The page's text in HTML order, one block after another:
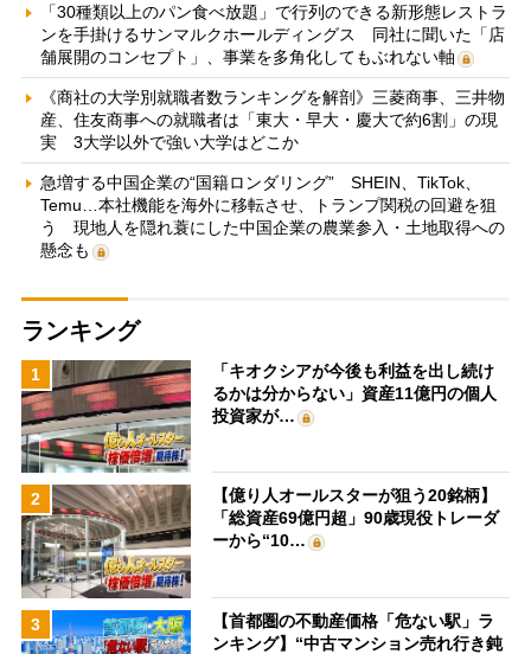
「30種類以上のパン食べ放題」で行列のできる新形態レストラ
ンを手掛けるサンマルクホールディングス 同社に聞いた「店
舗展開のコンセプト」、事業を多角化してもぶれない軸
《商社の大学別就職者数ランキングを解剖》三菱商事、三井物
産、住友商事への就職者は「東大・早大・慶大で約6割」の現
実 3大学以外で強い大学はどこか
急増する中国企業の“国籍ロンダリング” SHEIN、TikTok、
Temu…本社機能を海外に移転させ、トランプ関税の回避を狙
う 現地人を隠れ蓑にした中国企業の農業参入・土地取得への
懸念も
ランキング
1
「キオクシアが今後も利益を出し続け
るかは分からない」資産11億円の個人
投資家が…
2
【億り人オールスターが狙う20銘柄】
「総資産69億円超」90歳現役トレーダ
ーから“10…
3
【首都圏の不動産価格「危ない駅」ラ
ンキング】“中古マンション売れ行き鈍